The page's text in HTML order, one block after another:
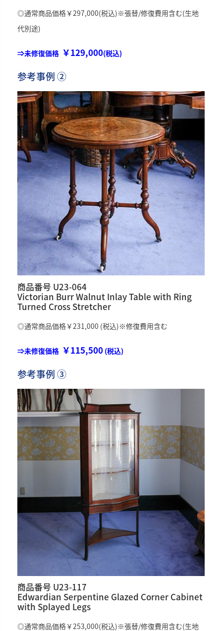
◎通常商品価格￥297,000(税込)※張替/修復費用含む(生地
代別途)
⇒未修復価格 ￥129,000(税込)
参考事例 ②
商品番号 U23-064
Victorian Burr Walnut Inlay Table with Ring
Turned Cross Stretcher
◎通常商品価格￥231,000 (税込)※修復費用含む
⇒未修復価格 ￥115,500 (税込)
参考事例 ③
商品番号 U23-117
Edwardian Serpentine Glazed Corner Cabinet
with Splayed Legs
◎通常商品価格￥253,000(税込)※張替/修復費用含む(生地